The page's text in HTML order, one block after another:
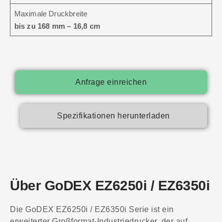
Maximale Druckbreite
bis zu 168 mm – 16,8 cm
Anfrage einreichen
Spezifikationen herunterladen
Über GoDEX EZ6250i / EZ6350i
Die GoDEX EZ6250i / EZ6350i Serie ist ein